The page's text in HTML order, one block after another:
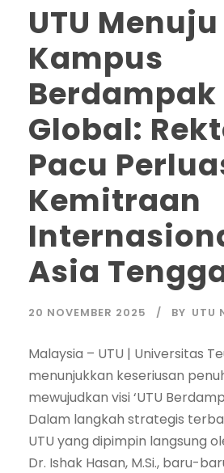
UTU Menuju
Kampus
Berdampak
Global:
Pacu
Kemitraan
Asia
20 NOVEMBER 2025 BY UTU
Malaysia – UTU | Universitas
menunjukkan keseriusan
mewujudkan visi ‘UTU
Dalam langkah strategis
UTU yang dipimpin langsung
Dr. Ishak Hasan, M.Si., baru-